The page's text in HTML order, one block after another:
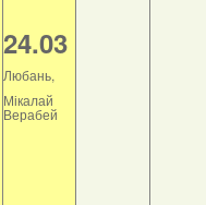
24.03
Любань,
Мікалай
Верабей